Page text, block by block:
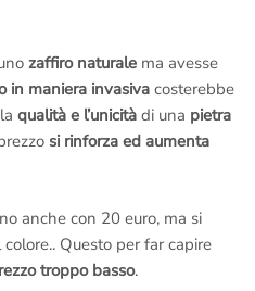
zaffiro naturale ma avesse
in maniera invasiva costerebbe
qualità e l’unicità di una pietra
si rinforza ed aumenta
anche con 20 euro, ma si
Questo per far capire
troppo basso.